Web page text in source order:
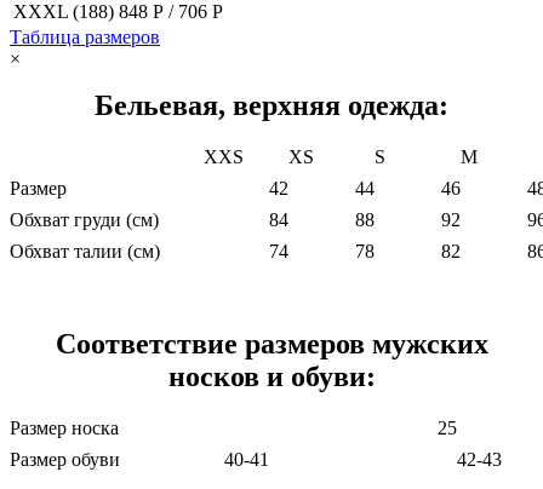
XXXL (188) 848 Р / 706 Р
Таблица размеров
×
Бельевая, верхняя одежда:
XXS XS S
M
Размер
42 44 46
Обхват груди (см)
84 88 92
Обхват талии (см)
74 78 82
Соответствие размеров мужских
носков и обуви:
Размер носка
25
Размер обуви
40-41 42-43